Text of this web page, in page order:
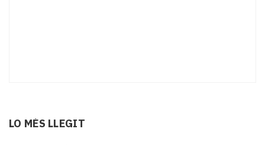
LO MÉS LLEGIT